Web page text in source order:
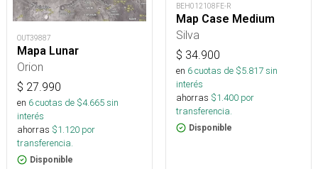
OUT39887
Mapa Lunar
Orion
$ 27.990
en 6cuotas de $4.665sin
interés
ahorras $1.120 por
transferencia.
Disponible
BEH012108FE-R
Map Case Medium
Silva
$ 34.900
en 6cuotas de $5.817sin
interés
ahorras $1.400 por
transferencia.
Disponible